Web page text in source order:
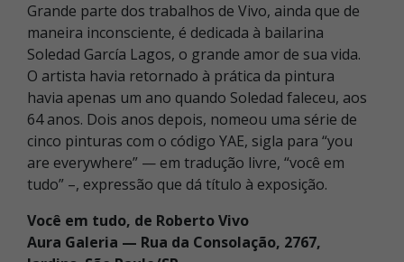
Grande parte dos trabalhos de Vivo, ainda que de
maneira inconsciente, é dedicada à bailarina
Soledad García Lagos, o grande amor de sua vida.
O artista havia retornado à prática da pintura
havia apenas um ano quando Soledad faleceu, aos
64 anos. Dois anos depois, nomeou uma série de
cinco pinturas com o código YAE, sigla para “you
are everywhere” — em tradução livre, “você em
tudo” –, expressão que dá título à exposição.
Você em tudo, de Roberto Vivo
Aura Galeria — Rua da Consolação, 2767,